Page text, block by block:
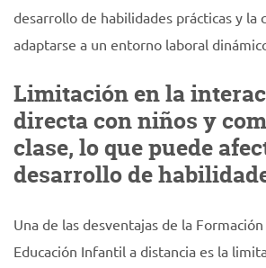
desarrollo de habilidades prácticas y la
adaptarse a un entorno laboral
Limitación en la
directa con niños y
clase, lo que puede
desarrollo de
Una de las desventajas de la
Educación Infantil a distancia es la